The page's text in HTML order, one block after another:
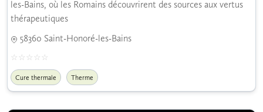
les-Bains, où les Romains découvrirent des sources aux vertus
thérapeutiques
58360 Saint-Honoré-les-Bains
Cure thermale Therme